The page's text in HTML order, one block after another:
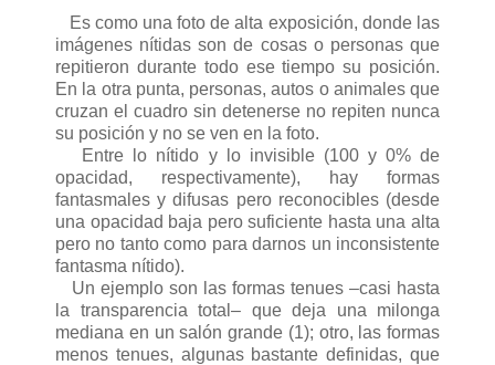
Es como una foto de alta exposición, donde las
imágenes nítidas son de cosas o personas que
repitieron durante todo ese tiempo su posición.
En la otra punta, personas, autos o animales que
cruzan el cuadro sin detenerse no repiten nunca
su posición y no se ven en la foto.
Entre lo nítido y lo invisible (100 y 0% de
opacidad, respectivamente), hay formas
fantasmales y difusas pero reconocibles (desde
una opacidad baja pero suficiente hasta una alta
pero no tanto como para darnos un inconsistente
fantasma nítido).
Un ejemplo son las formas tenues –casi hasta
la transparencia total– que deja una milonga
mediana en un salón grande (1); otro, las formas
menos tenues, algunas bastante definidas, que